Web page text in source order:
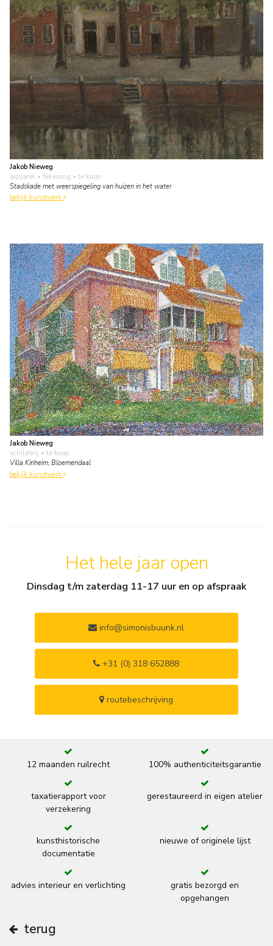
Jakob Nieweg
aquarel • tekening • te koop
Stadskade met weerspiegeling van huizen in het water
bekijk kunstwerk
Jakob Nieweg
schilderij • te koop
Villa Kinheim, Bloemendaal
bekijk kunstwerk
Het hele jaar open
Dinsdag t/m zaterdag 11-17 uur en op afspraak
info@simonisbuunk.nl
+31 (0) 318 652888
routebeschrijving
12 maanden ruilrecht 100% authenticiteitsgarantie
taxatierapport voor
verzekering
gerestaureerd in eigen atelier
kunsthistorische
documentatie
nieuwe of originele lijst
advies interieur en verlichting
gratis bezorgd en
opgehangen
terug